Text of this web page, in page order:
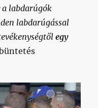
labdarúgók
labdarúgással
egy